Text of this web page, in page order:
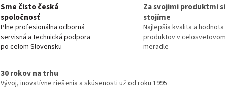
Sme čisto česká
spoločnosť
Plne profesionálna odborná
servisná a technická podpora
po celom Slovensku
Za svojimi produktmi si
stojíme
Najlepšia kvalita a hodnota
produktov v celosvetovom
meradle
30 rokov na trhu
Vývoj, inovatívne riešenia a skúsenosti už od roku 1995